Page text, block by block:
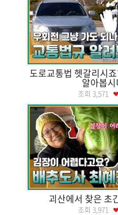
도로교통법 헷갈리시
알아봅
조회 3,571
괴산에서 찾은 초
조회 3,971